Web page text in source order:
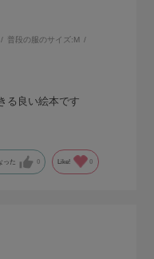
普段の服のサイズ:M
る良い絵本です
った 0 Like! 0